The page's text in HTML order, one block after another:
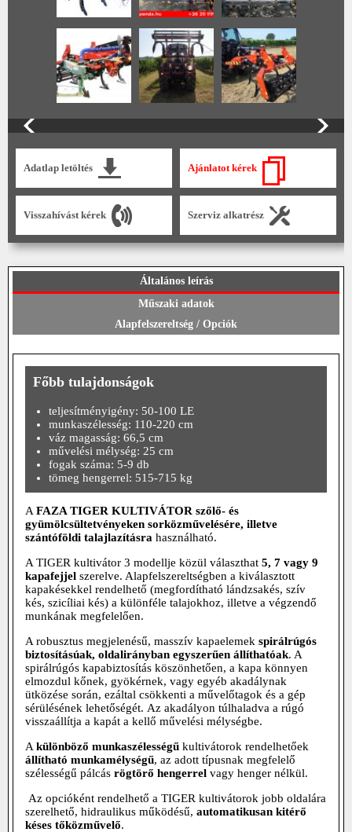
Adatlap letöltés Ajánlatot kérek
Visszahívást kérek Szerviz alkatrész
Általános leírás
Műszaki adatok
Alapfelszereltség / Opciók
Főbb tulajdonságok
teljesítményigény: 50-100 LE
munkaszélesség: 110-220 cm
váz magasság: 66,5 cm
művelési mélység: 25 cm
fogak száma: 5-9 db
tömeg hengerrel: 515-715 kg
A FAZA TIGER KULTIVÁTOR szőlő- és
gyümölcsültetvényeken sorközművelésére, illetve
szántóföldi talajlazításra használható.
A TIGER kultivátor 3 modellje közül választhat 5, 7 vagy 9
kapafejjel szerelve. Alapfelszereltségben a kiválasztott
kapakésekkel rendelhető (megfordítható lándzsakés, szív
kés, szicíliai kés) a különféle talajokhoz, illetve a végzendő
munkának megfelelően.
A robusztus megjelenésű, masszív kapaelemek spirálrúgós
biztosításúak, oldalirányban egyszerűen állíthatóak. A
spirálrúgós kapabiztosítás köszönhetően, a kapa könnyen
elmozdul kőnek, gyökérnek, vagy egyéb akadálynak
ütközése során, ezáltal csökkenti a művelőtagok és a gép
sérülésének lehetőségét. Az akadályon túlhaladva a rúgó
visszaállítja a kapát a kellő művelési mélységbe.
A különböző munkaszélességű kultivátorok rendelhetőek
állítható munkamélységű, az adott típusnak megfelelő
szélességű pálcás rögtörő hengerrel vagy henger nélkül.
Az opcióként rendelhető a TIGER kultivátorok jobb oldalára
szerelhető, hidraulikus működésű, automatikusan kitérő
késes tőközművelő.